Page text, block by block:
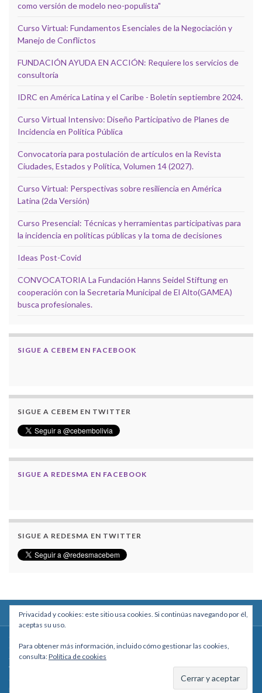
como versión de modelo neo-populista"
Curso Virtual: Fundamentos Esenciales de la Negociación y
Manejo de Conflictos
FUNDACIÓN AYUDA EN ACCIÓN: Requiere los servicios de
consultoría
IDRC en América Latina y el Caribe - Boletín septiembre 2024.
Curso Virtual Intensivo: Diseño Participativo de Planes de
Incidencia en Política Pública
Convocatoria para postulación de artículos en la Revista
Ciudades, Estados y Política, Volumen 14 (2027).
Curso Virtual: Perspectivas sobre resiliencia en América
Latina (2da Versión)
Curso Presencial: Técnicas y herramientas participativas para
la incidencia en políticas públicas y la toma de decisiones
Ideas Post-Covid
CONVOCATORIA La Fundación Hanns Seidel Stiftung en
cooperación con la Secretaria Municipal de El Alto(GAMEA)
busca profesionales.
SIGUE A CEBEM EN FACEBOOK
SIGUE A CEBEM EN TWITTER
SIGUE A REDESMA EN FACEBOOK
SIGUE A REDESMA EN TWITTER
Calle Macario Pinilla # 2588 esq. Av. Arce, Edificio Arcadia, Mezzanine, Of. 101
- La Paz, Bolivia
Teléfono: +591 2431818 - Celular: +591 73027636
Privacidad y cookies: este sitio usa cookies. Si continúas navegando por él,
aceptas su uso.
Para obtener más información, incluido cómo gestionar las cookies,
consulta:Política de cookies